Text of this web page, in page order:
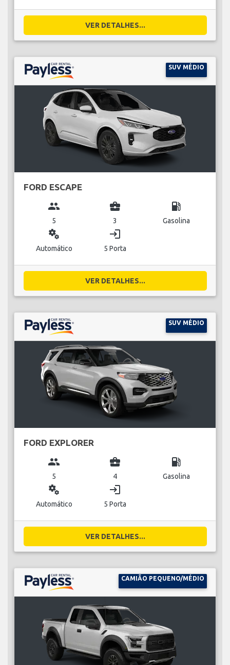
VER DETALHES...
SUV MÉDIO
FORD ESCAPE
group
5
business_center
3
local_gas_station
Gasolina
miscellaneous_services
Automático
login
5 Porta
VER DETALHES...
SUV MÉDIO
FORD EXPLORER
group
5
business_center
4
local_gas_station
Gasolina
miscellaneous_services
Automático
login
5 Porta
VER DETALHES...
CAMIÃO PEQUENO/MÉDIO